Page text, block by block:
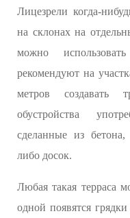
Лицезрели когда-
на склонах на
можно
рекомендуют на
метров создавать
обустройства
сделанные из
либо досок.
Любая такая
одной появятся